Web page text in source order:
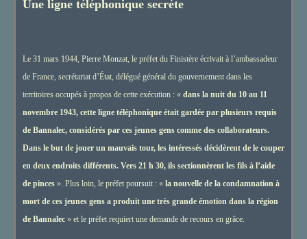
Une ligne téléphonique secrète
Le 31 mars 1944, Pierre Monzat, le préfet du Finistère écrivait à l’ambassadeur
de France, secrétariat d’État, délégué général du gouvernement dans les
territoires occupés à propos de cette exécution : « dans la nuit du 10 au 11
novembre 1943, cette ligne téléphonique était gardée par plusieurs requis
de Bannalec, considérés par ces jeunes gens comme des collaborateurs.
Dans le but de jouer un mauvais tour, les intéressés décidèrent de le couper
en deux endroits différents. Vers 21 h 30, ils sectionnèrent les fils à l’aide
de pinces ». Plus loin, le préfet poursuit : « la nouvelle de la condamnation à
mort de ces jeunes gens a produit une très grande émotion dans la région
de Bannalec » et le préfet requiert une demande de recours en grâce.